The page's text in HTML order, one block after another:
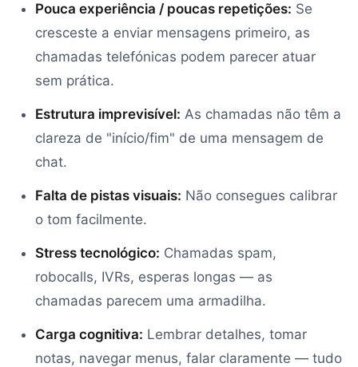
Pouca experiência / poucas repetições: Se
cresceste a enviar mensagens primeiro, as
chamadas telefónicas podem parecer atuar
sem prática.
Estrutura imprevisível: As chamadas não têm a
clareza de "início/fim" de uma mensagem de
chat.
Falta de pistas visuais: Não consegues calibrar
o tom facilmente.
Stress tecnológico: Chamadas spam,
robocalls, IVRs, esperas longas — as
chamadas parecem uma armadilha.
Carga cognitiva: Lembrar detalhes, tomar
notas, navegar menus, falar claramente — tudo